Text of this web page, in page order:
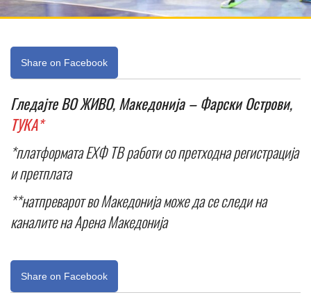
Share on Facebook
Гледајте ВО ЖИВО, Македонија – Фарски Острови,
ТУКА*
*платформата ЕХФ ТВ работи со претходна регистрација
и претплата
**натпреварот во Македонија може да се следи на
каналите на Арена Македонија
Share on Facebook